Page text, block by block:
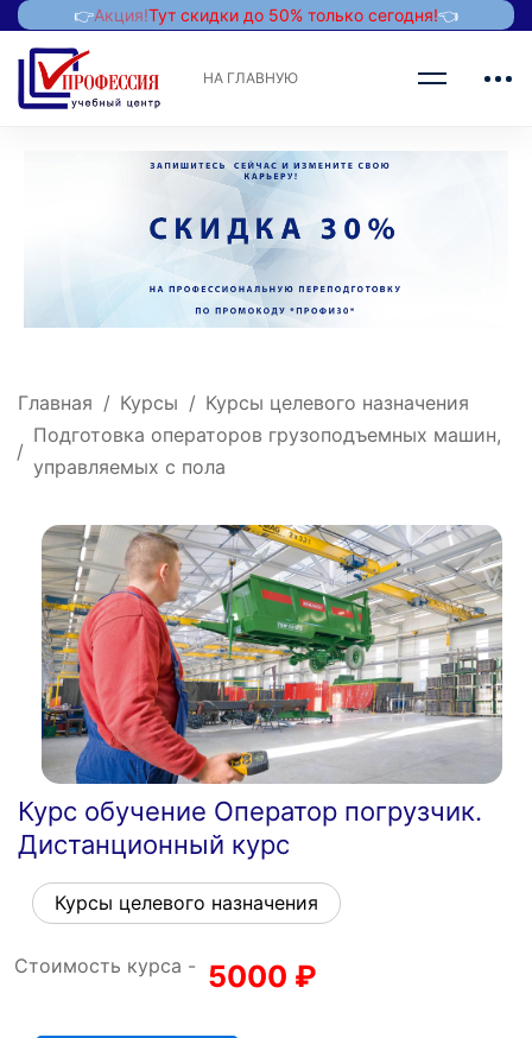
👉Акция!Тут скидки до 50% только сегодня!👈
НА ГЛАВНУЮ
Главная Курсы
Курсы целевого назначения
Подготовка операторов грузоподъемных машин,
управляемых с пола
Курс обучение Оператор погрузчик.
Дистанционный курс
Курсы целевого назначения
Стоимость курса - 5000 ₽